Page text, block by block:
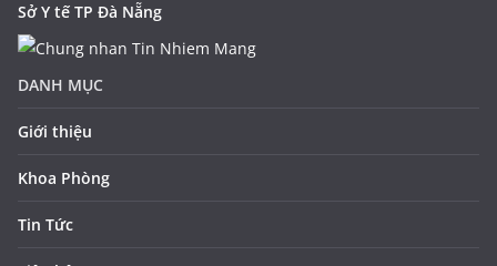
Sở Y tế TP Đà Nẵng
DANH MỤC
Giới thiệu
Khoa Phòng
Tin Tức